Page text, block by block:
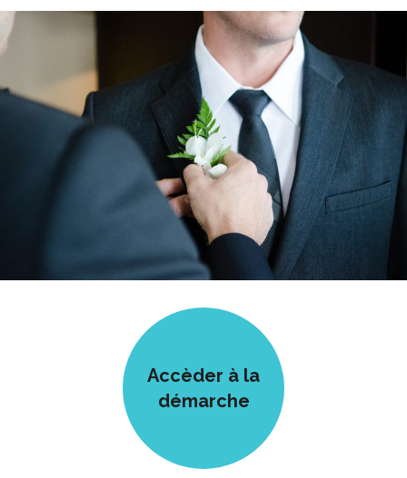
Accèder à la
démarche